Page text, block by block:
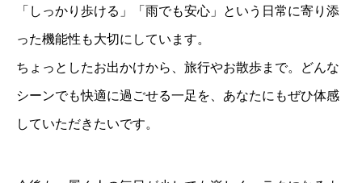
「しっかり歩ける」「雨でも安心」という日常に寄り添
った機能性も大切にしています。
ちょっとしたお出かけから、旅行やお散歩まで。どんな
シーンでも快適に過ごせる一足を、あなたにもぜひ体感
していただきたいです。